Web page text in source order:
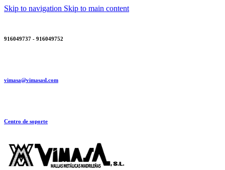
Skip to navigation Skip to main content
916049737 - 916049752
vimasa@vimasasl.com
Centro de soporte